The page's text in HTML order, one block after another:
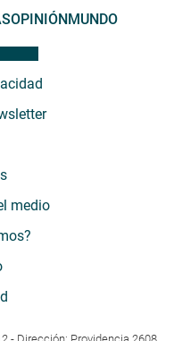
OPINIÓNMUNDO
medio